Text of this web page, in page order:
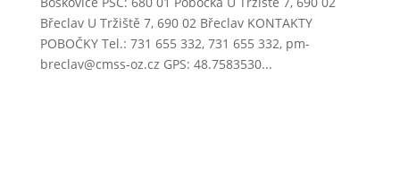
Břeclav U Tržiště 7, 690 02 Břeclav KONTAKTY
POBOČKY Tel.: 731 655 332, 731 655 332, pm-
breclav@cmss-oz.cz GPS: 48.7583530...